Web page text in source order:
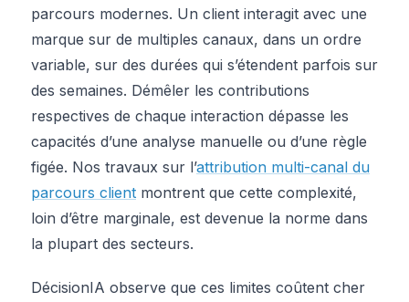
parcours modernes. Un client interagit avec une
marque sur de multiples canaux, dans un ordre
variable, sur des durées qui s’étendent parfois sur
des semaines. Démêler les contributions
respectives de chaque interaction dépasse les
capacités d’une analyse manuelle ou d’une règle
figée. Nos travaux sur l’attribution multi-canal du
parcours client montrent que cette complexité,
loin d’être marginale, est devenue la norme dans
la plupart des secteurs.
DécisionIA observe que ces limites coûtent cher